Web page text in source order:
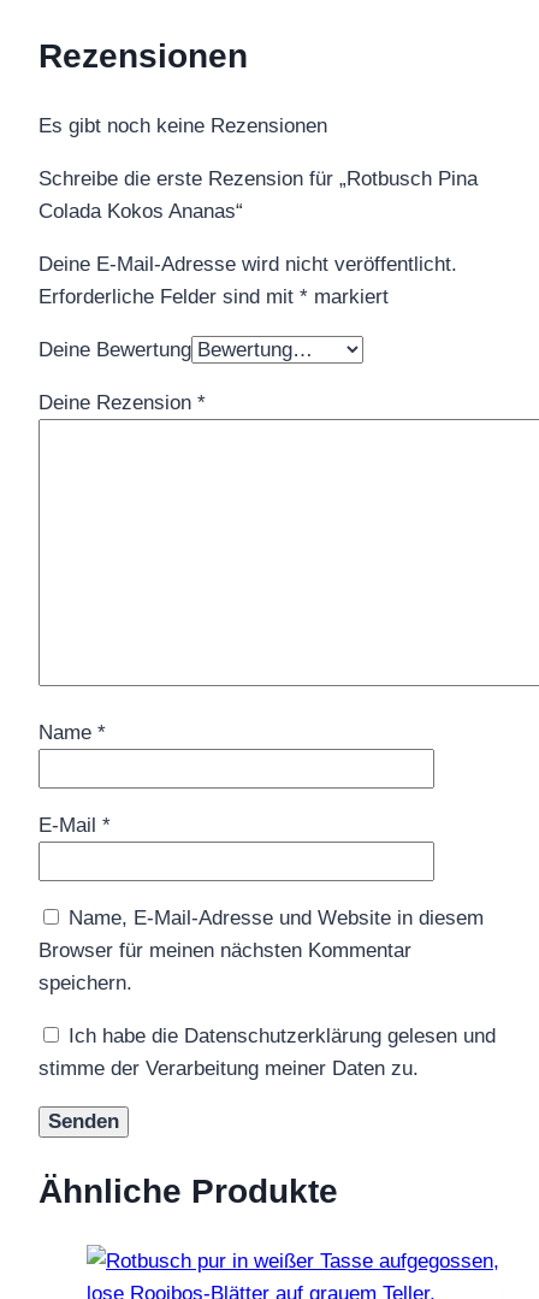
Rezensionen
Es gibt noch keine Rezensionen
Schreibe die erste Rezension für „Rotbusch Pina
Colada Kokos Ananas“
Deine E-Mail-Adresse wird nicht veröffentlicht.
Erforderliche Felder sind mit * markiert
Deine Bewertung
Deine Rezension *
Name *
E-Mail *
Name, E-Mail-Adresse und Website in diesem
Browser für meinen nächsten Kommentar
speichern.
Ich habe die Datenschutzerklärung gelesen und
stimme der Verarbeitung meiner Daten zu.
Ähnliche Produkte